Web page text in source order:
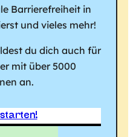
Barrierefreiheit in
und vieles mehr!
du dich auch für
mit über 5000
an.